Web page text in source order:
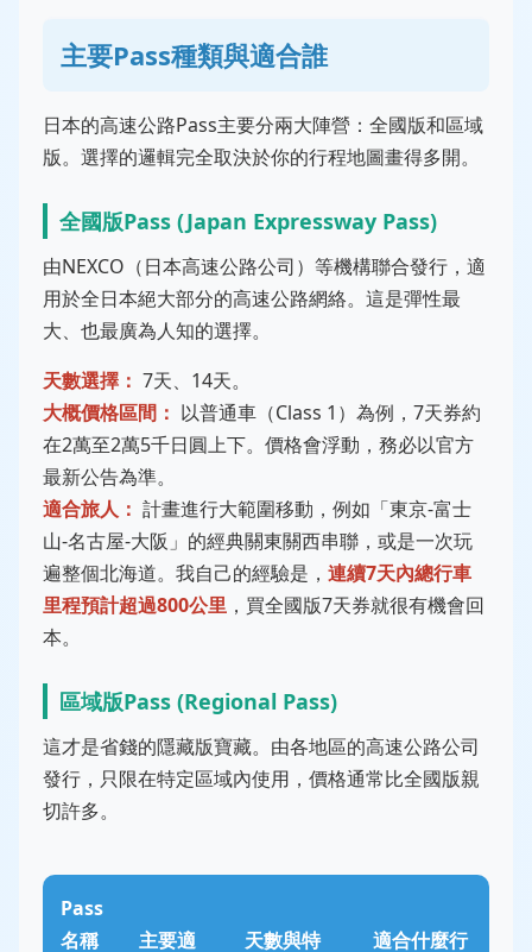
主要Pass種類與適合誰
日本的高速公路Pass主要分兩大陣營：全國版和區域
版。選擇的邏輯完全取決於你的行程地圖畫得多開。
全國版Pass (Japan Expressway Pass)
由NEXCO（日本高速公路公司）等機構聯合發行，適
用於全日本絕大部分的高速公路網絡。這是彈性最
大、也最廣為人知的選擇。
天數選擇： 7天、14天。
大概價格區間： 以普通車（Class 1）為例，7天券約
在2萬至2萬5千日圓上下。價格會浮動，務必以官方
最新公告為準。
適合旅人： 計畫進行大範圍移動，例如「東京-富士
山-名古屋-大阪」的經典關東關西串聯，或是一次玩
遍整個北海道。我自己的經驗是， 連續7天內總行車
里程預計超過800公里 ，買全國版7天券就很有機會回
本。
區域版Pass (Regional Pass)
這才是省錢的隱藏版寶藏。由各地區的高速公路公司
發行，只限在特定區域內使用，價格通常比全國版親
切許多。
Pass
名稱
主要適
天數與特
適合什麼行